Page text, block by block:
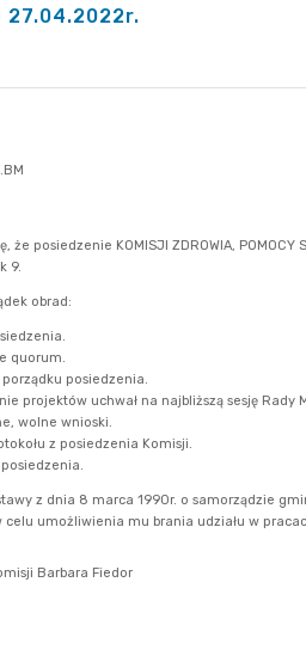
27.04.2022r.